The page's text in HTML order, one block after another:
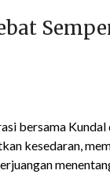
bersama Kundal
kesedaran,